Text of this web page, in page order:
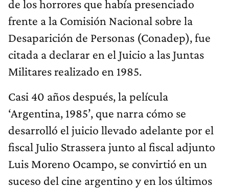
de los horrores que había presenciado
frente a la Comisión Nacional sobre la
Desaparición de Personas (Conadep), fue
citada a declarar en el Juicio a las Juntas
Militares realizado en 1985.
Casi 40 años después, la película
‘Argentina, 1985’, que narra cómo se
desarrolló el juicio llevado adelante por el
fiscal Julio Strassera junto al fiscal adjunto
Luis Moreno Ocampo, se convirtió en un
suceso del cine argentino y en los últimos